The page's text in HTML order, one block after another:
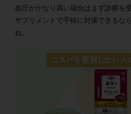
血圧がかなり高い場合はまず診察を
サプリメントで手軽に対策できるな
ね。